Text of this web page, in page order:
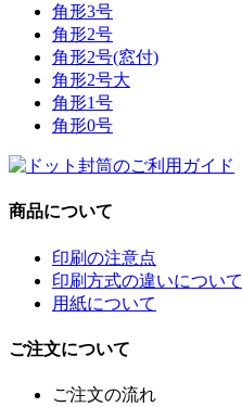
角形3号
角形2号
角形2号(窓付)
角形2号大
角形1号
角形0号
商品について
印刷の注意点
印刷方式の違いについて
用紙について
ご注文について
ご注文の流れ